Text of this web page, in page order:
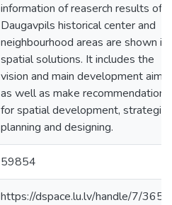
information of reaserch results of
Daugavpils historical center and
neighbourhood areas are shown in
spatial solutions. It includes the
vision and main development aims,
as well as make recommendations
for spatial development,
planning and designing.
59854
https://dspace.lu.lv/handle/7/